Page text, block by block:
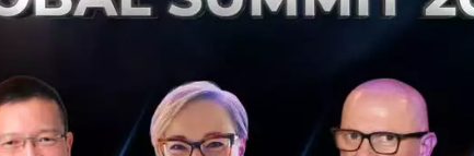
ลีกับวงการเทคโนโลยี จึงมองเห็นในแง่ของโอกาสใหม่ที่เ
ทำการตลาดด้วยตัวเองมากขึ้น ผ่านแพลตฟอร์มเช่น LINE,
เอง ดังนั้นจึงมีโอกาสที่ร้านอาหารจะเกิดได้ง่ายกว่า